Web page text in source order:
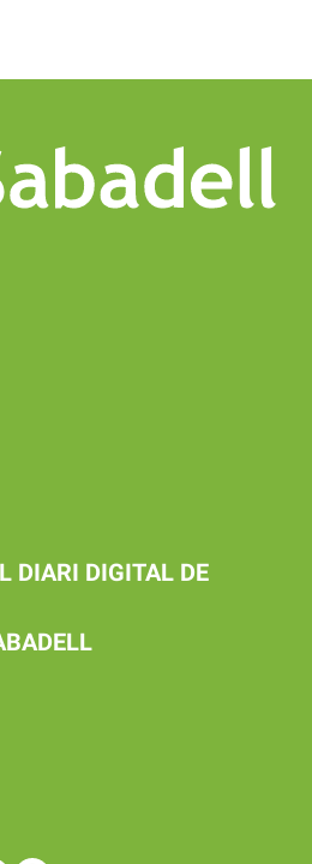
DIARI DIGITAL DE